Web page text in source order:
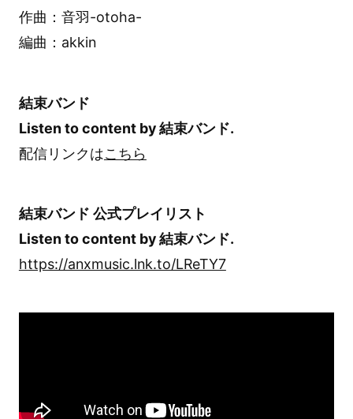
作曲：音羽-otoha-
編曲：akkin
結束バンド
Listen to content by 結束バンド.
配信リンクはこちら
結束バンド 公式プレイリスト
Listen to content by 結束バンド.
https://anxmusic.lnk.to/LReTY7